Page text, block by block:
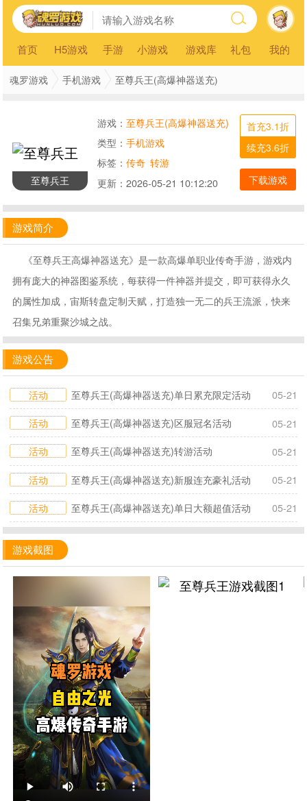
首页 H5游戏 手游 小游戏 游戏库 礼包 我的
魂罗游戏 手机游戏 至尊兵王(高爆神器送充)
至尊兵王
游戏： 至尊兵王(高爆神器送充)
类型： 手机游戏
标签： 传奇 转游
更新： 2026-05-21 10:12:20
首充3.1折
续充3.6折
下载游戏
游戏简介
《至尊兵王高爆神器送充》是一款高爆单职业传奇手游，游戏内
拥有庞大的神器图鉴系统，每获得一件神器并提交，即可获得永久
的属性加成，宙斯转盘定制天赋，打造独一无二的兵王流派，快来
召集兄弟重聚沙城之战。
游戏公告
活动 至尊兵王(高爆神器送充)单日累充限定活动
05-21
活动
至尊兵王(高爆神器送充)区服冠名活动
05-21
活动
至尊兵王(高爆神器送充)转游活动
05-21
活动
至尊兵王(高爆神器送充)新服连充豪礼活动
05-21
活动
至尊兵王(高爆神器送充)单日大额超值活动 05-21
游戏截图